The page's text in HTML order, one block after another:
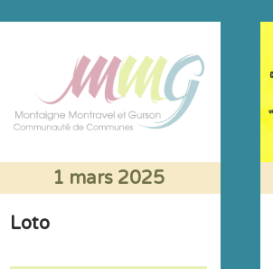
1 mars 2025
Loto